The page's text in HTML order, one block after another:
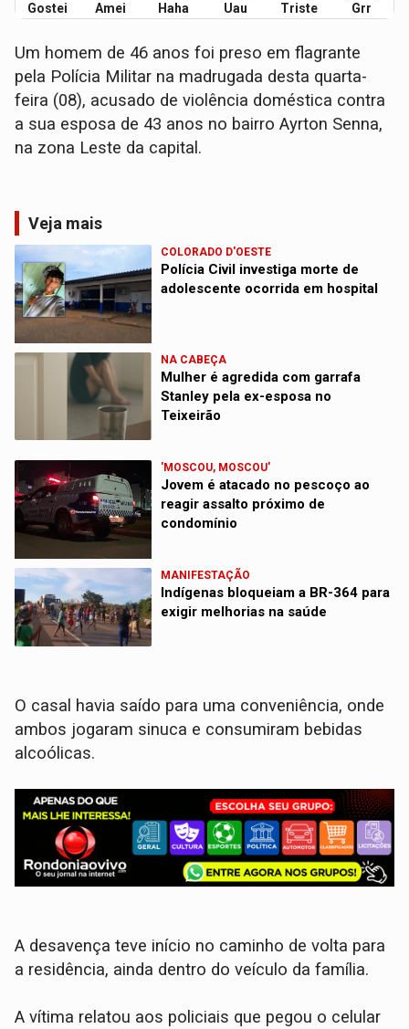
Gostei Amei Haha Uau Triste Grr
Um homem de 46 anos foi preso em flagrante
pela Polícia Militar na madrugada desta quarta-
feira (08), acusado de violência doméstica contra
a sua esposa de 43 anos no bairro Ayrton Senna,
na zona Leste da capital.
Veja mais
COLORADO D'OESTE
Polícia Civil investiga morte de
adolescente ocorrida em hospital
NA CABEÇA
Mulher é agredida com garrafa
Stanley pela ex-esposa no
Teixeirão
'MOSCOU, MOSCOU'
Jovem é atacado no pescoço ao
reagir assalto próximo de
condomínio
MANIFESTAÇÃO
Indígenas bloqueiam a BR-364 para
exigir melhorias na saúde
​O casal havia saído para uma conveniência, onde
ambos jogaram sinuca e consumiram bebidas
alcoólicas.
A desavença teve início no caminho de volta para
a residência, ainda dentro do veículo da família.
​A vítima relatou aos policiais que pegou o celular